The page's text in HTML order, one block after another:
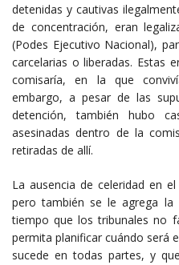
detenidas y cautivas
de concentración, eran
(Podes Ejecutivo Nacional),
carcelarias o liberadas. Estas
comisaría, en la que
embargo, a pesar de las
detención, también hubo
asesinadas dentro de la
retiradas de allí.
La ausencia de celeridad en
pero también se le agrega la
tiempo que los tribunales no
permita planificar cuándo será
sucede en todas partes, y